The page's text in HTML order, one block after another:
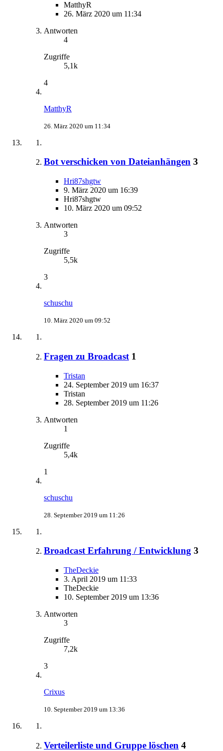
MatthyR
26. März 2020 um 11:34
Antworten
4
Zugriffe
5,1k
4
MatthyR
26. März 2020 um 11:34
Bot verschicken von Dateianhängen 3
Hri87shgtw
9. März 2020 um 16:39
Hri87shgtw
10. März 2020 um 09:52
Antworten
3
Zugriffe
5,5k
3
schuschu
10. März 2020 um 09:52
Fragen zu Broadcast 1
Tristan
24. September 2019 um 16:37
Tristan
28. September 2019 um 11:26
Antworten
1
Zugriffe
5,4k
1
schuschu
28. September 2019 um 11:26
Broadcast Erfahrung / Entwicklung 3
TheDeckie
3. April 2019 um 11:33
TheDeckie
10. September 2019 um 13:36
Antworten
3
Zugriffe
7,2k
3
Crixus
10. September 2019 um 13:36
Verteilerliste und Gruppe löschen 4